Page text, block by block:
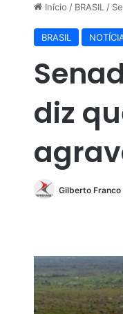
Início / BRASIL /
BRASIL
diz
Gilberto Franco